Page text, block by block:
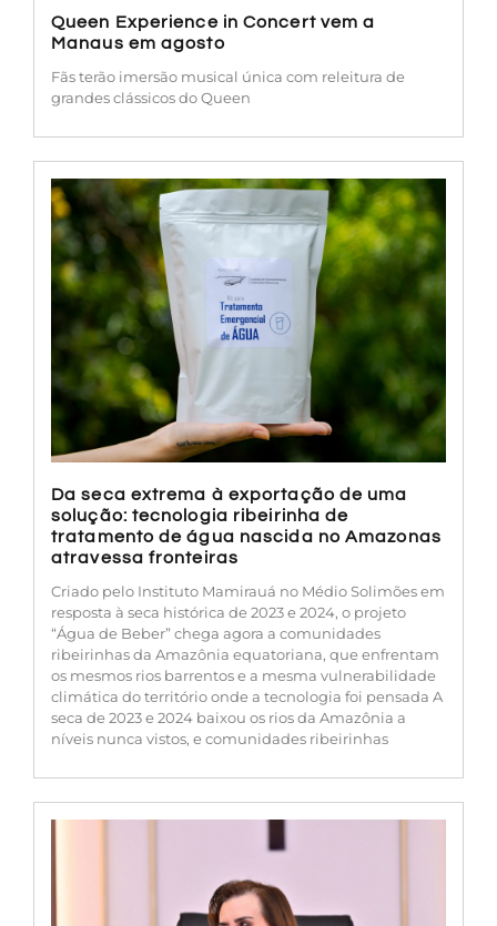
Queen Experience in Concert vem a
Manaus em agosto
Fãs terão imersão musical única com releitura de
grandes clássicos do Queen
Da seca extrema à exportação de uma
solução: tecnologia ribeirinha de
tratamento de água nascida no Amazonas
atravessa fronteiras
Criado pelo Instituto Mamirauá no Médio Solimões em
resposta à seca histórica de 2023 e 2024, o projeto
“Água de Beber” chega agora a comunidades
ribeirinhas da Amazônia equatoriana, que enfrentam
os mesmos rios barrentos e a mesma vulnerabilidade
climática do território onde a tecnologia foi pensada A
seca de 2023 e 2024 baixou os rios da Amazônia a
níveis nunca vistos, e comunidades ribeirinhas